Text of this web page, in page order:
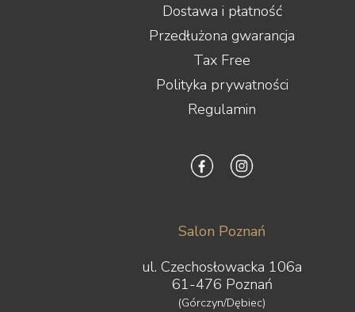
Dostawa i płatność
Przedłużona gwarancja
Tax Free
Polityka prywatności
Regulamin
Salon Poznań
ul. Czechosłowacka 106a
61-476 Poznań
(Górczyn/Dębiec)